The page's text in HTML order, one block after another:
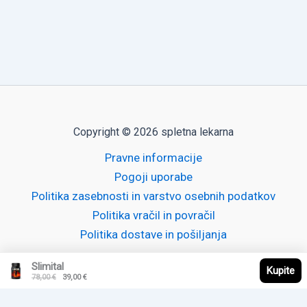
Copyright © 2026 spletna lekarna
Pravne informacije
Pogoji uporabe
Politika zasebnosti in varstvo osebnih podatkov
Politika vračil in povračil
Politika dostave in pošiljanja
Slimital
78,00€ Izvirna cena je bila: 78,00 €.
39,00€Trenutna cena je: 39,00 €. Kupite